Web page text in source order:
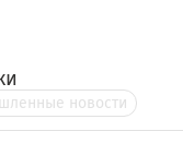
новости